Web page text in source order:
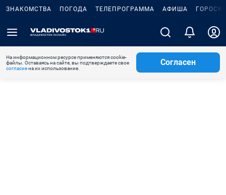
ЗНАКОМСТВА ПОГОДА ТЕЛЕПРОГРАММА АФИША
На информационном ресурсе применяются cookie-
файлы. Оставаясь на сайте, вы подтверждаете свое
согласиена их использование.
Согласен